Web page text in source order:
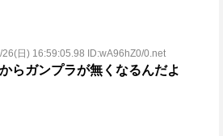
日) 16:59:05.98 ID:wA96hZ0/0.net
らガンプラが無くなるんだよ